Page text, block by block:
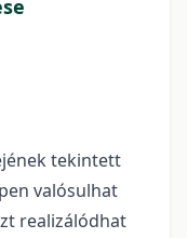
tekintett
valósulhat
realizálódhat